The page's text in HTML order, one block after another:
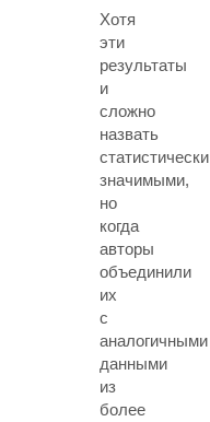
Хотя
эти
результаты
и
сложно
назвать
статистически
значимыми,
но
когда
авторы
объединили
их
с
аналогичными
данными
из
более